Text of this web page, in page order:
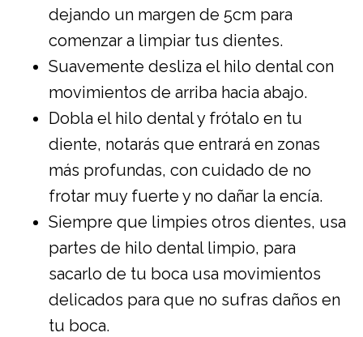
dejando un margen de 5cm para
comenzar a limpiar tus dientes.
Suavemente desliza el hilo dental con
movimientos de arriba hacia abajo.
Dobla el hilo dental y frótalo en tu
diente, notarás que entrará en zonas
más profundas, con cuidado de no
frotar muy fuerte y no dañar la encía.
Siempre que limpies otros dientes, usa
partes de hilo dental limpio, para
sacarlo de tu boca usa movimientos
delicados para que no sufras daños en
tu boca.